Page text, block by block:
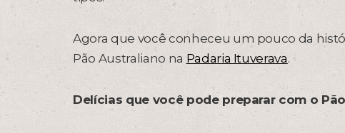
Agora que você conheceu um pouco da
Pão Australiano na Padaria Ituverava.
Delícias que você pode preparar com o